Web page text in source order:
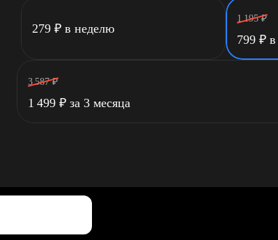
279 ₽ в неделю
1 195 ₽
799 ₽
3 587 ₽
1 499 ₽ за 3 месяца